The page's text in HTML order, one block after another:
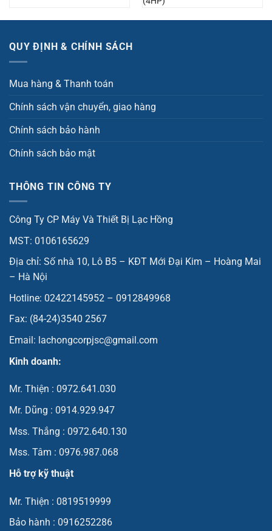
QUY ĐỊNH & CHÍNH SÁCH
Mua hàng & Thanh toán
Chính sách vận chuyển, giao hàng
Chính sách bảo hành
Chính sách bảo mật
THÔNG TIN CÔNG TY
Công Ty CP Máy Và Thiết Bị Lạc Hồng
MST: 0106165629
Địa chỉ: Số nhà 10, Lô B5 – KĐT Mới Đại Kim – Hoàng Mai
– Hà Nội
Hotline: 02422145952 – 0912849968
Fax: (84-24)3540 2567
Email: lachongcorpjsc@gmail.com
Kinh doanh:
Mr. Thiện : 0972.641.030
Mr. Dũng : 0914.929.947
Mss. Thắng : 0972.640.130
Mss. Tâm : 0976.987.068
Hỗ trợ kỹ thuật
Mr. Thiện : 0819519999
Bảo hành : 0916252286